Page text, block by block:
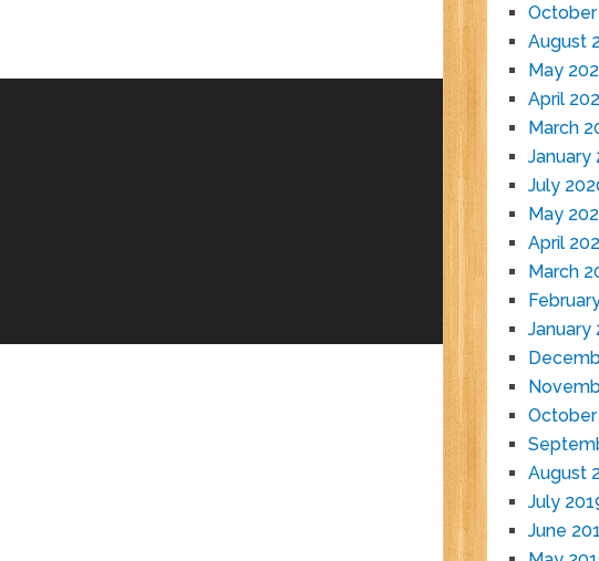
October
August
May
April
March
January
July
May
April
March
January
August
July
June